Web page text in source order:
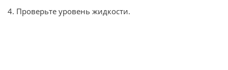
4. Проверьте уровень жидкости.